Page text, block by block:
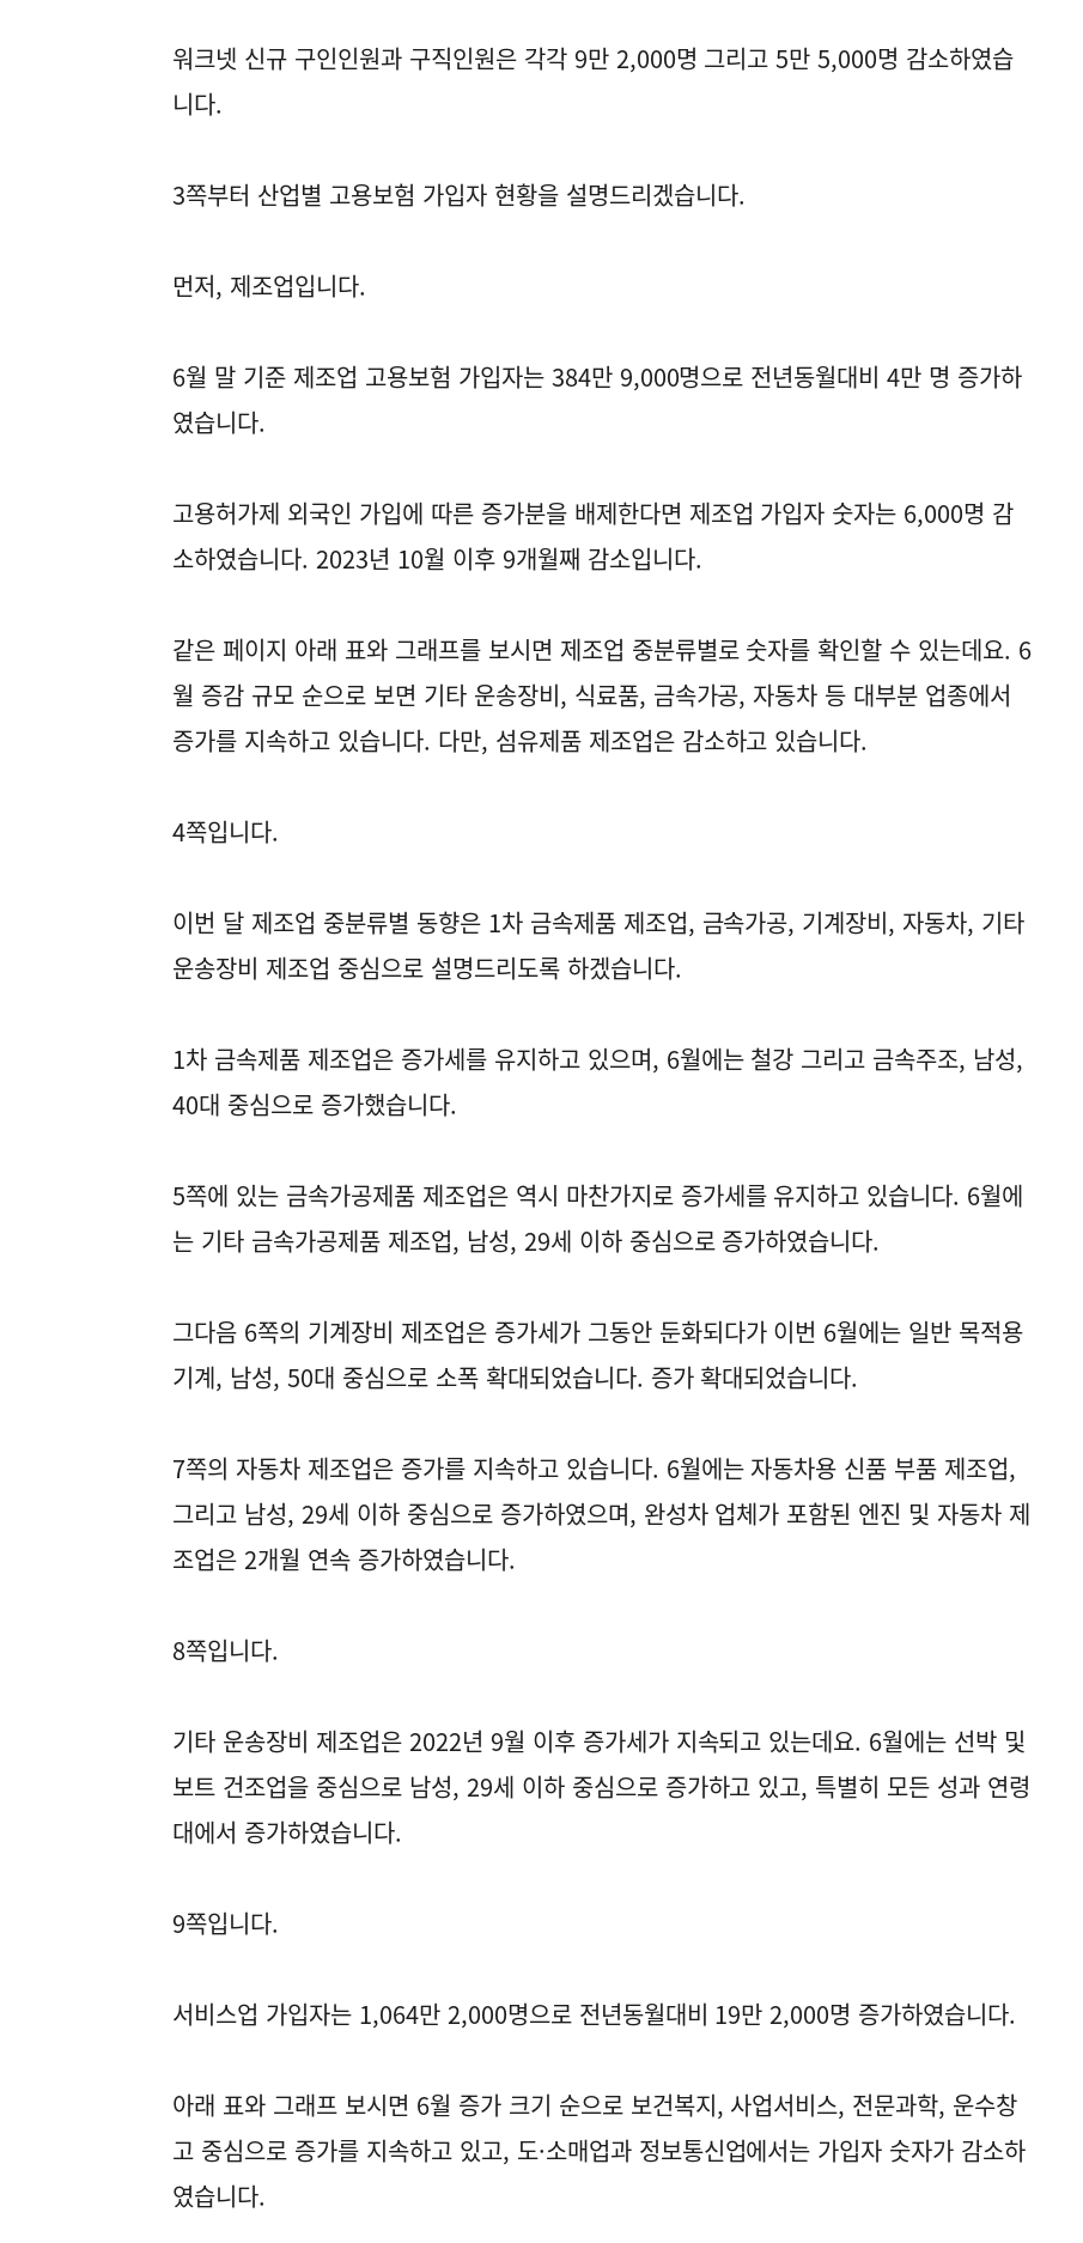
워크넷 신규 구인인원과 구직인원은 각각 9만 2,000명 그리고 5만 5,000명 감소하였습
니다.
3쪽부터 산업별 고용보험 가입자 현황을 설명드리겠습니다.
먼저, 제조업입니다.
6월 말 기준 제조업 고용보험 가입자는 384만 9,000명으로 전년동월대비 4만 명 증가하
였습니다.
고용허가제 외국인 가입에 따른 증가분을 배제한다면 제조업 가입자 숫자는 6,000명 감
소하였습니다. 2023년 10월 이후 9개월째 감소입니다.
같은 페이지 아래 표와 그래프를 보시면 제조업 중분류별로 숫자를 확인할 수 있는데요. 6
월 증감 규모 순으로 보면 기타 운송장비, 식료품, 금속가공, 자동차 등 대부분 업종에서
증가를 지속하고 있습니다. 다만, 섬유제품 제조업은 감소하고 있습니다.
4쪽입니다.
이번 달 제조업 중분류별 동향은 1차 금속제품 제조업, 금속가공, 기계장비, 자동차, 기타
운송장비 제조업 중심으로 설명드리도록 하겠습니다.
1차 금속제품 제조업은 증가세를 유지하고 있으며, 6월에는 철강 그리고 금속주조, 남성,
40대 중심으로 증가했습니다.
5쪽에 있는 금속가공제품 제조업은 역시 마찬가지로 증가세를 유지하고 있습니다. 6월에
는 기타 금속가공제품 제조업, 남성, 29세 이하 중심으로 증가하였습니다.
그다음 6쪽의 기계장비 제조업은 증가세가 그동안 둔화되다가 이번 6월에는 일반 목적용
기계, 남성, 50대 중심으로 소폭 확대되었습니다. 증가 확대되었습니다.
7쪽의 자동차 제조업은 증가를 지속하고 있습니다. 6월에는 자동차용 신품 부품 제조업,
그리고 남성, 29세 이하 중심으로 증가하였으며, 완성차 업체가 포함된 엔진 및 자동차 제
조업은 2개월 연속 증가하였습니다.
8쪽입니다.
기타 운송장비 제조업은 2022년 9월 이후 증가세가 지속되고 있는데요. 6월에는 선박 및
보트 건조업을 중심으로 남성, 29세 이하 중심으로 증가하고 있고, 특별히 모든 성과 연령
대에서 증가하였습니다.
9쪽입니다.
서비스업 가입자는 1,064만 2,000명으로 전년동월대비 19만 2,000명 증가하였습니다.
아래 표와 그래프 보시면 6월 증가 크기 순으로 보건복지, 사업서비스, 전문과학, 운수창
고 중심으로 증가를 지속하고 있고, 도·소매업과 정보통신업에서는 가입자 숫자가 감소하
였습니다.